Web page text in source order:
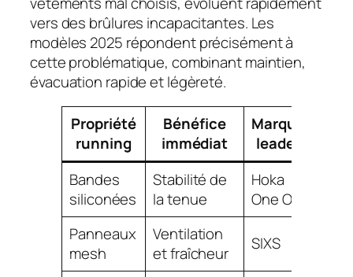
vers des brûlures incapacitantes. Les
modèles 2025 répondent précisément à
cette problématique, combinant maintien,
évacuation rapide et légèreté.
Propriété
running
Bénéfice
immédiat
Marques
leaders
Bandes
siliconées
Stabilité de
la tenue
Hoka
One One
Panneaux
mesh
Ventilation
et fraîcheur
SIXS